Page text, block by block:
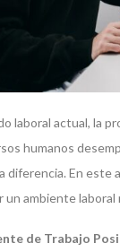
laboral actual, la
humanos
diferencia. En este
un ambiente
de Trabajo